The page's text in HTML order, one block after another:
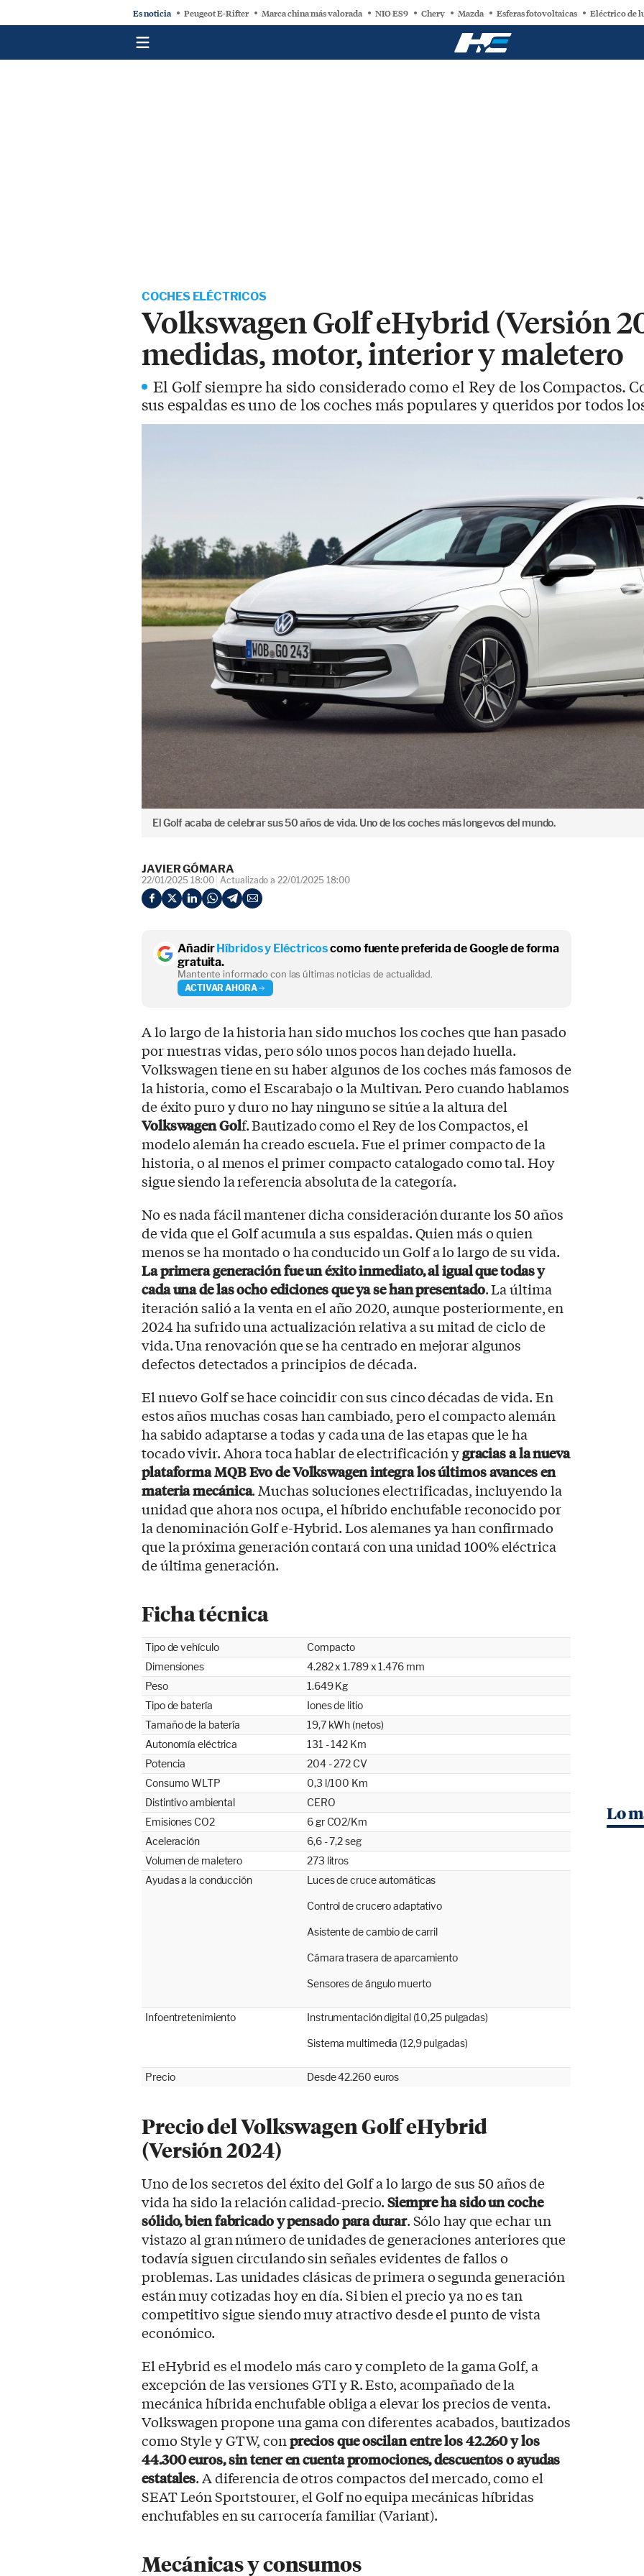
Es noticia Peugeot E-Rifter Marca china más valorada NIO ES9 Chery Mazda Esferas fotovoltaicas Eléctrico de
COCHES ELÉCTRICOS
Volkswagen Golf eHybrid (Versión
medidas, motor, interior y maletero
El Golf siempre ha sido considerado como el Rey de los Compactos.
sus espaldas es uno de los coches más populares y queridos por todos
El Golf acaba de celebrar sus 50 años de vida. Uno de los coches más longevos del mundo.
JAVIER GÓMARA
22/01/2025 18:00 Actualizado a 22/01/2025 18:00
Añadir Híbridos y Eléctricoscomo fuente preferida de Google de forma
gratuita.
Mantente informado con las últimas noticias de actualidad.
ACTIVAR AHORA
A lo largo de la historia han sido muchos los coches que han pasado
por nuestras vidas, pero sólo unos pocos han dejado huella.
Volkswagen tiene en su haber algunos de los coches más famosos de
la historia, como el Escarabajo o la Multivan. Pero cuando hablamos
de éxito puro y duro no hay ninguno se sitúe a la altura del
Volkswagen Golf. Bautizado como el Rey de los Compactos, el
modelo alemán ha creado escuela. Fue el primer compacto de la
historia, o al menos el primer compacto catalogado como tal. Hoy
sigue siendo la referencia absoluta de la categoría.
No es nada fácil mantener dicha consideración durante los 50 años
de vida que el Golf acumula a sus espaldas. Quien más o quien
menos se ha montado o ha conducido un Golf a lo largo de su vida.
La primera generación fue un éxito inmediato, al igual que todas y
cada una de las ocho ediciones que ya se han presentado. La última
iteración salió a la venta en el año 2020, aunque posteriormente, en
2024 ha sufrido una actualización relativa a su mitad de ciclo de
vida. Una renovación que se ha centrado en mejorar algunos
defectos detectados a principios de década.
El nuevo Golf se hace coincidir con sus cinco décadas de vida. En
estos años muchas cosas han cambiado, pero el compacto alemán
ha sabido adaptarse a todas y cada una de las etapas que le ha
tocado vivir. Ahora toca hablar de electrificación ygracias a la nueva
plataforma MQB Evo de Volkswagen integra los últimos avances en
materia mecánica. Muchas soluciones electrificadas, incluyendo la
unidad que ahora nos ocupa, el híbrido enchufable reconocido por
la denominación Golf e-Hybrid. Los alemanes ya han confirmado
que la próxima generación contará con una unidad 100% eléctrica
de última generación.
Ficha técnica
Tipo de vehículo
Compacto
Dimensiones
4.282 x 1.789 x 1.476 mm
Peso
1.649 Kg
Tipo de batería
Iones de litio
Tamaño de la batería
19,7 kWh (netos)
Autonomía eléctrica
131 - 142 Km
Potencia
204 - 272 CV
Consumo WLTP
0,3 l/100 Km
Distintivo ambiental
CERO
Emisiones CO2
6 gr CO2/Km
Aceleración
6,6 - 7,2 seg
Volumen de maletero
273 litros
Ayudas a la conducción
Luces de cruce automáticas
Control de crucero adaptativo
Asistente de cambio de carril
Cámara trasera de aparcamiento
Sensores de ángulo muerto
Infoentretenimiento Instrumentación digital (10,25 pulgadas)
Sistema multimedia (12,9 pulgadas)
Precio Desde 42.260 euros
Precio del Volkswagen Golf eHybrid
(Versión 2024)
Uno de los secretos del éxito del Golf a lo largo de sus 50 años de
vida ha sido la relación calidad-precio.Siempre ha sido un coche
sólido, bien fabricado y pensado para durar. Sólo hay que echar un
vistazo al gran número de unidades de generaciones anteriores que
todavía siguen circulando sin señales evidentes de fallos o
problemas. Las unidades clásicas de primera o segunda generación
están muy cotizadas hoy en día. Si bien el precio ya no es tan
competitivo sigue siendo muy atractivo desde el punto de vista
económico.
El eHybrid es el modelo más caro y completo de la gama Golf, a
excepción de las versiones GTI y R. Esto, acompañado de la
mecánica híbrida enchufable obliga a elevar los precios de venta.
Volkswagen propone una gama con diferentes acabados, bautizados
como Style y GTW, conprecios que oscilan entre los 42.260 y los
44.300 euros, sin tener en cuenta promociones, descuentos o ayudas
estatales. A diferencia de otros compactos del mercado, como el
SEAT León Sportstourer, el Golf no equipa mecánicas híbridas
enchufables en su carrocería familiar (Variant).
Mecánicas y consumos
Lo